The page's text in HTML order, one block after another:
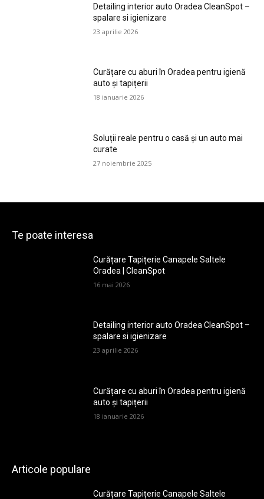
Detailing interior auto Oradea CleanSpot –
spalare si igienizare
23 aprilie 2026
Curățare cu aburi în Oradea pentru igienă
auto și tapițerii
18 ianuarie 2026
Soluții reale pentru o casă și un auto mai
curate
27 noiembrie 2025
Te poate interesa
Curățare Tapițerie Canapele Saltele
Oradea | CleanSpot
16 mai 2026
Detailing interior auto Oradea CleanSpot –
spalare si igienizare
23 aprilie 2026
Curățare cu aburi în Oradea pentru igienă
auto și tapițerii
18 ianuarie 2026
Articole populare
Curățare Tapițerie Canapele Saltele